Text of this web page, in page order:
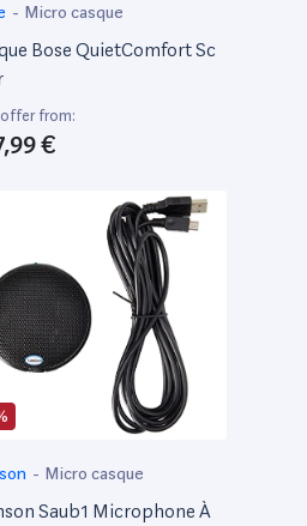
- Micro casque
Bose QuietComfort Sc
from:
€
- Micro casque
Saub1 Microphone À